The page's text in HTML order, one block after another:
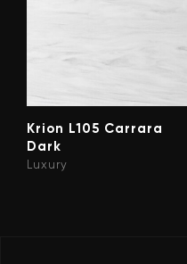
Krion L105 Carrara
Dark
Luxury